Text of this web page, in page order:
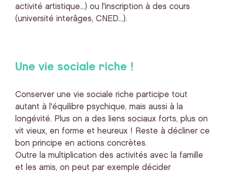
activité artistique...) ou l'inscription à des cours
(université interâges, CNED...).
Une vie sociale riche !
Conserver une vie sociale riche participe tout
autant à l'équilibre psychique, mais aussi à la
longévité. Plus on a des liens sociaux forts, plus on
vit vieux, en forme et heureux ! Reste à décliner ce
bon principe en actions concrètes.
Outre la multiplication des activités avec la famille
et les amis, on peut par exemple décider